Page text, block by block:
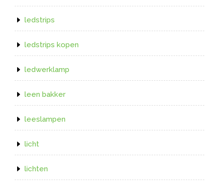
ledstrips
ledstrips kopen
ledwerklamp
leen bakker
leeslampen
licht
lichten